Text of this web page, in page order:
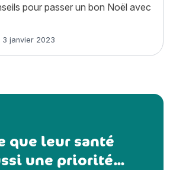
pour passer un bon Noël avec
3 janvier 2023
que leur santé
une priorité...